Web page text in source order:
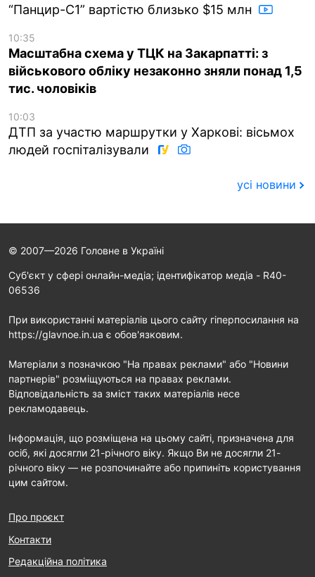
“Панцир-С1” вартістю близько $15 млн
10:35
Масштабна схема у ТЦК на Закарпатті: з
військового обліку незаконно зняли понад 1,5
тис. чоловіків
10:03
ДТП за участю маршрутки у Харкові: вісьмох
людей госпіталізували
усі новини
© 2007—2026 Головне в Україні
Cуб'єкт у сфері онлайн-медіа; ідентифікатор медіа - R40-
06536
При використанні матеріалів цього сайту гіперпосилання на
https://glavnoe.in.ua є обов'язковим.
Матеріали з позначкою "На правах реклами" або "Новини
партнерів" розміщуються на правах реклами.
Відповідальність за зміст таких матеріалів несе
рекламодавець.
Інформація, що розміщена на цьому сайті, призначена для
осіб, які досягли 21-річного віку. Якщо Ви не досягли 21-
річного віку — не розпочинайте або припиніть користування
цим сайтом.
Про проєкт
Контакти
Редакційна політика